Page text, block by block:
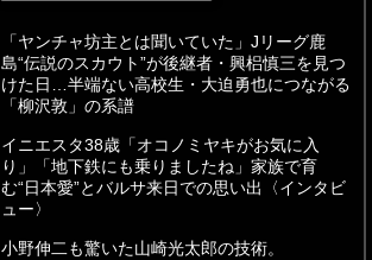
「ヤンチャ坊主とは聞いていた」Jリーグ鹿
島“伝説のスカウト”が後継者・興梠慎三を見つ
けた日…半端ない高校生・大迫勇也につながる
「柳沢敦」の系譜
イニエスタ38歳「オコノミヤキがお気に入
り」「地下鉄にも乗りましたね」家族で育
む“日本愛”とバルサ来日での思い出〈インタビ
ュー〉
小野伸二も驚いた山崎光太郎の技術。